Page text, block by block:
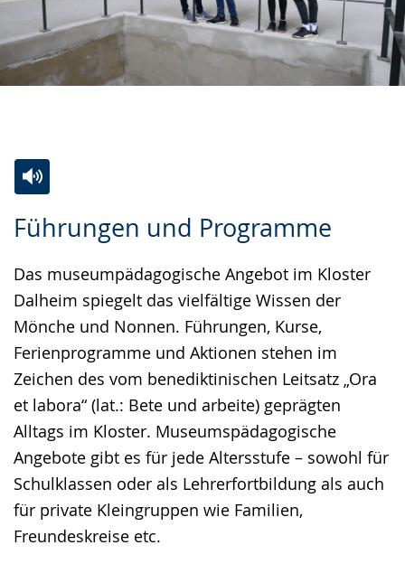
Führungen und Programme
Das museumpädagogische Angebot im Kloster
Dalheim spiegelt das vielfältige Wissen der
Mönche und Nonnen. Führungen, Kurse,
Ferienprogramme und Aktionen stehen im
Zeichen des vom benediktinischen Leitsatz „Ora
et labora“ (lat.: Bete und arbeite) geprägten
Alltags im Kloster. Museumspädagogische
Angebote gibt es für jede Altersstufe – sowohl für
Schulklassen oder als Lehrerfortbildung als auch
für private Kleingruppen wie Familien,
Freundeskreise etc.
Leichten
wechseln.
Audio-
Video
Deutscher
Gebärdensprache
wird
angezeigt.